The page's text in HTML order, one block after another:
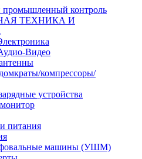
промышленный контроль
ТЕХНИКА И
Видео
компрессоры/
устройства
питания
машины (УШМ)